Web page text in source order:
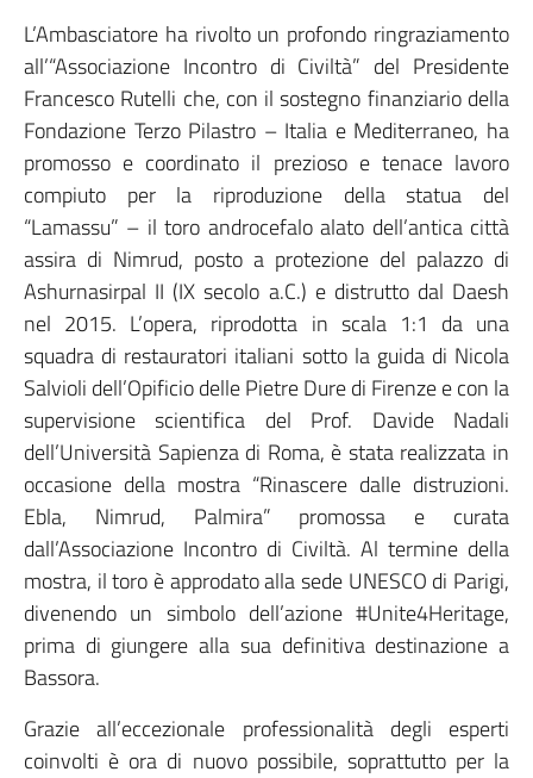
L’Ambasciatore ha rivolto un profondo ringraziamento
all’“Associazione Incontro di Civiltà” del Presidente
Francesco Rutelli che, con il sostegno finanziario della
Fondazione Terzo Pilastro – Italia e Mediterraneo, ha
promosso e coordinato il prezioso e tenace lavoro
compiuto per la riproduzione della statua del
“Lamassu” – il toro androcefalo alato dell’antica città
assira di Nimrud, posto a protezione del palazzo di
Ashurnasirpal II (IX secolo a.C.) e distrutto dal Daesh
nel 2015. L’opera, riprodotta in scala 1:1 da una
squadra di restauratori italiani sotto la guida di Nicola
Salvioli dell’Opificio delle Pietre Dure di Firenze e con la
supervisione scientifica del Prof. Davide Nadali
dell’Università Sapienza di Roma, è stata realizzata in
occasione della mostra “Rinascere dalle distruzioni.
Ebla, Nimrud, Palmira” promossa e curata
dall’Associazione Incontro di Civiltà. Al termine della
mostra, il toro è approdato alla sede UNESCO di Parigi,
divenendo un simbolo dell’azione #Unite4Heritage,
prima di giungere alla sua definitiva destinazione a
Bassora.
Grazie all’eccezionale professionalità degli esperti
coinvolti è ora di nuovo possibile, soprattutto per la